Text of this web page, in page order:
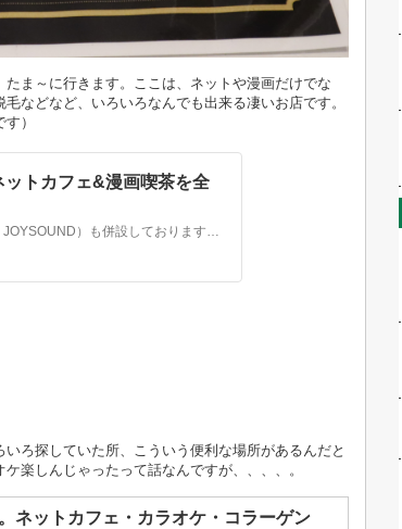
ま～に行きます。ここは、ネットや漫画だけでな
などなど、いろいろなんでも出来る凄いお店です。
）
トカフェ&漫画喫茶を全
ろ探していた所、こういう便利な場所があるんだと
楽しんじゃったって話なんですが、、、、。
ネットカフェ・カラオケ・コラーゲン